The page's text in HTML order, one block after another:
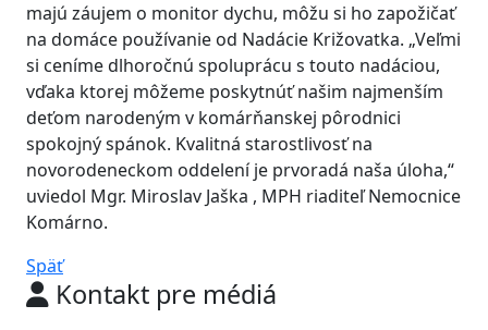
majú záujem o monitor dychu, môžu si ho zapožičať
na domáce používanie od Nadácie Križovatka. „Veľmi
si ceníme dlhoročnú spoluprácu s touto nadáciou,
vďaka ktorej môžeme poskytnúť našim najmenším
deťom narodeným v komárňanskej pôrodnici
spokojný spánok. Kvalitná starostlivosť na
novorodeneckom oddelení je prvoradá naša úloha,“
uviedol Mgr. Miroslav Jaška , MPH riaditeľ Nemocnice
Komárno.
Späť
Kontakt pre médiá